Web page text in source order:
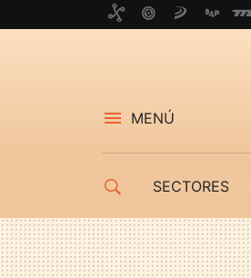
MENÚ
SECTORES